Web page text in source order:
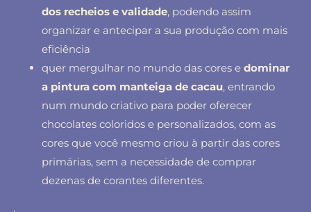
dos recheios e validade, podendo assim
organizar e antecipar a sua produção com mais
eficiência
quer mergulhar no mundo das cores e dominar
a pintura com manteiga de cacau, entrando
num mundo criativo para poder oferecer
chocolates coloridos e personalizados, com as
cores que você mesmo criou à partir das cores
primárias, sem a necessidade de comprar
dezenas de corantes diferentes.